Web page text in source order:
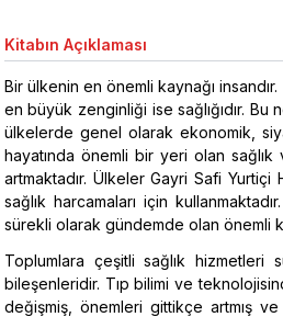
Kitabın Açıklaması
Bir ülkenin en önemli kaynağı
en büyük zenginliği ise sağlığıdır. Bu
ülkelerde genel olarak ekonomik,
hayatında önemli bir yeri olan
artmaktadır. Ülkeler Gayri Safi Yurtiçi
sağlık harcamaları için
sürekli olarak gündemde olan önemli
Toplumlara çeşitli sağlık hizmetleri
bileşenleridir. Tıp bilimi ve
değişmiş, önemleri gittikçe artmış